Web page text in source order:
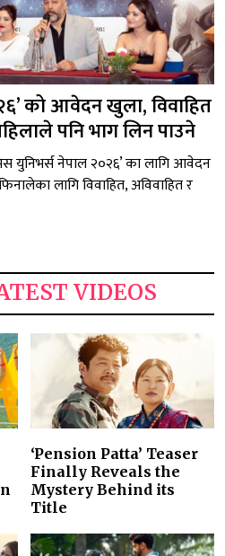
को आवेदन खुला, विवाहित
पनि भाग लिन पाउने
युनिभर्स नेपाल २०२६’ का लागि आवेदन
लागि विवाहित, अविवाहित र
VIDEOS
‘Pension Patta’ Teaser
Finally Reveals the
Mystery Behind its
Title